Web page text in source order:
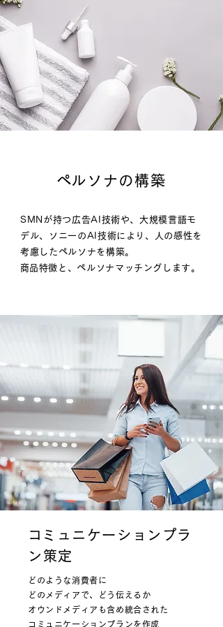
​ペルソナの構築
SMNが持つ広告AI技術や、大規模言語モ
デル、ソニーのAI技術により、人の感性を
考慮したペルソナを構築。
​商品特徴と、ペルソナマッチングします。
​コミュニケーションプラ
ン策定
どのような消費者に
どのメディアで、どう伝えるか
オウンドメディアも含め統合された
コミュニケーションプランを作成